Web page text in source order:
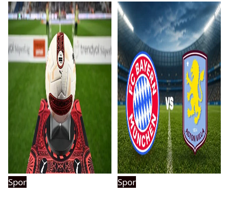
Spor
Spor